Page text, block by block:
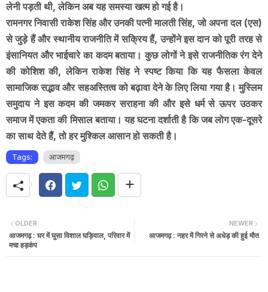
लेनी पड़ती थी, लेकिन अब यह समस्या खत्म हो गई है।
रामनगर निवासी राकेश सिंह और उनकी पत्नी मालती सिंह, जो अपना दल (एस)
से जुड़े हैं और स्थानीय राजनीति में सक्रिय हैं, उन्होंने इस दान को पूरी तरह से
इंसानियत और भाईचारे का कदम बताया। कुछ लोगों ने इसे राजनीतिक रंग देने
की कोशिश की, लेकिन राकेश सिंह ने स्पष्ट किया कि यह फैसला केवल
सामाजिक सद्भाव और सहअस्तित्व को बढ़ावा देने के लिए लिया गया है। मुस्लिम
समुदाय ने इस कदम की जमकर सराहना की और इसे धर्म से ऊपर उठकर
समाज में एकता की मिसाल बताया। यह घटना दर्शाती है कि जब लोग एक-दूसरे
का साथ देते हैं, तो हर मुश्किल आसान हो सकती है।
Tags: आजमगढ़
NEWER
आजमगढ़ : नहर में गिरने से अधेड़ की हुई मौत
OLDER
आजमगढ़ : घर में घुसा विशाल घड़ियाल, परिवार में
मचा हड़कंप